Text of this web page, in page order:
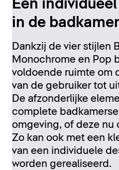
Een
in de badkamer
Dankzij de vier stijlen
Monochrome en Pop
voldoende ruimte om
van de gebruiker tot
De afzonderlijke
complete
omgeving, of deze nu
Zo kan ook met een
van een individuele
worden gerealiseerd.